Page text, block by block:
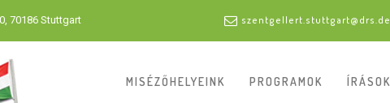
70186 Stuttgart szentgellert.stuttgart@drs.de
MISÉZŐHELYEINK PROGRAMOK ÍRÁSOK